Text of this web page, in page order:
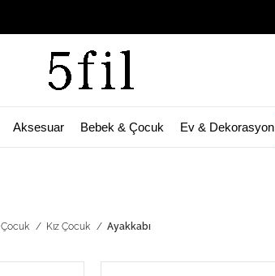
Aksesuar Bebek & Çocuk Ev & Dekorasyon
Çocuk Kız Çocuk Ayakkabı